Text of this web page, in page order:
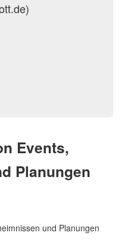
Events,
Planungen
und Planungen